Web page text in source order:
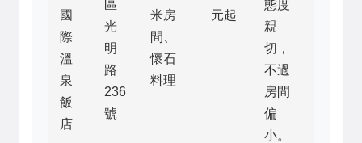
國
際
溫
泉
飯
店
區
光
明
路
236
號
米房
間、
懷石
料理
元起
態度
親
切，
不過
房間
偏
小。